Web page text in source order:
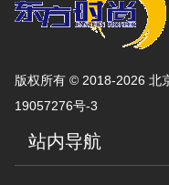
版权所有 © 2018-2026 北
19057276号-3
站内导航